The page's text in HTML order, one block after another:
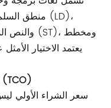
5. الميزانية والتكلفة الإجمالية للملكية (TCO)
سعر الشراء الأولي